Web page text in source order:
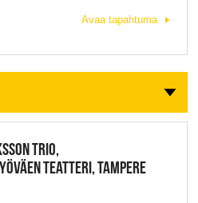
Avaa tapahtuma
TRIO,
TEATTERI, TAMPERE